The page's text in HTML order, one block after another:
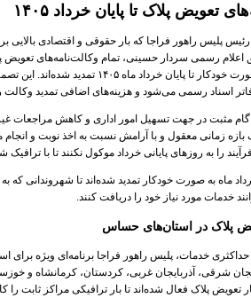
تعویض پلاک تا پایان خرداد ۱۴۰۵
پلیس راهور فراجا که بار حقوقی و اقتصادی بالایی
رسمی سردار حسینی، تمام وکالت‌نامه‌های تعویض
رسیده یا در شرف انقضا است، به صورت
اسناد رسمی می‌شود و هزینه‌های اضافی تمدید وکالت
گام مثبت در جهت تسهیل امور اداری و کاهش مراجعات
زمانی معقول و با آرامش نسبت به اخذ نوبت و انجام
را به روزهای پایانی خرداد موکول نکنند تا با
ماه به صورت خودکار تمدید شده‌اند تا شهروندانی که
خدمات مورد نیاز خود را دریافت کنند.
پلاک در استان‌های حساس
خدمات، پلیس راهور فراجا برنامه‌ای ویژه
شرقی، آذربایجان غربی، کردستان، کرمانشاه و
تعویض پلاک فعال شده‌اند تا بار ترافیکی مراکز ثابت